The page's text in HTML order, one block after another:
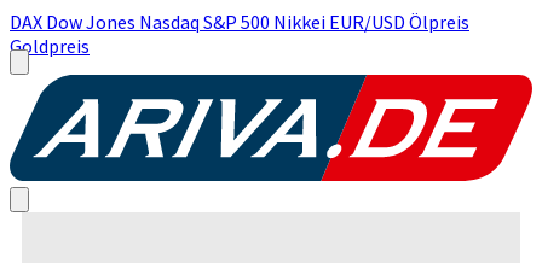
DAX Dow Jones Nasdaq S&P 500 Nikkei EUR/USD Ölpreis
Goldpreis